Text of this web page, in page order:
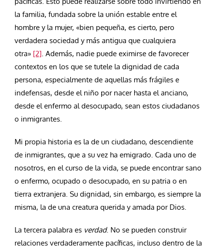
la familia, fundada sobre la unión estable entre el
hombre y la mujer, «bien pequeña, es cierto, pero
verdadera sociedad y más antigua que cualquiera
otra» [2] . Además, nadie puede eximirse de favorecer
contextos en los que se tutele la dignidad de cada
persona, especialmente de aquellas más frágiles e
indefensas, desde el niño por nacer hasta el anciano,
desde el enfermo al desocupado, sean estos ciudadanos
o inmigrantes.
Mi propia historia es la de un ciudadano, descendiente
de inmigrantes, que a su vez ha emigrado. Cada uno de
nosotros, en el curso de la vida, se puede encontrar sano
o enfermo, ocupado o desocupado, en su patria o en
tierra extranjera. Su dignidad, sin embargo, es siempre la
misma, la de una creatura querida y amada por Dios.
La tercera palabra es verdad. No se pueden construir
relaciones verdaderamente pacíficas, incluso dentro de la